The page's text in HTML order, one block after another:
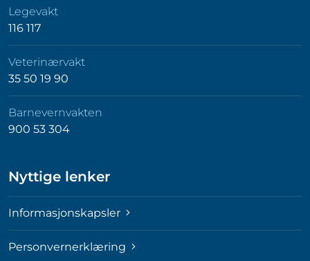
Legevakt
116 117
Veterinærvakt
35 50 19 90
Barnevernvakten
900 53 304
Nyttige lenker
Informasjonskapsler
Personvernerklæring